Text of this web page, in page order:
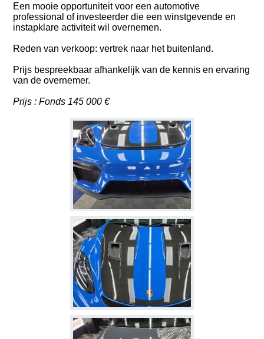
Een mooie opportuniteit voor een automotive
professional of investeerder die een winstgevende en
instapklare activiteit wil overnemen.
Reden van verkoop: vertrek naar het buitenland.
Prijs bespreekbaar afhankelijk van de kennis en ervaring
van de overnemer.
Prijs : Fonds 145 000 €